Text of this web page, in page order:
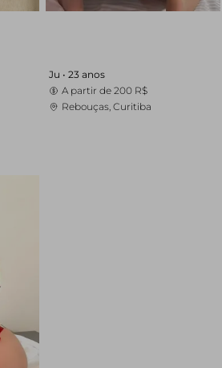
Ju • 23 anos
A partir de 200 R$
Rebouças, Curitiba